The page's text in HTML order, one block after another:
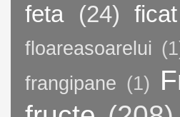
feta (24) ficat
floareasoarelui
frangipane (1)